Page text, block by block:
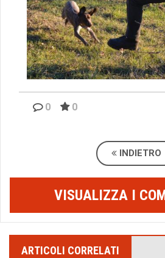
0 0
INDIETRO
VISUALIZZA I
ARTICOLI CORRELATI